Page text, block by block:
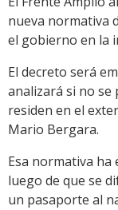
nueva normativa
el gobierno en la
El decreto será
analizará si no
residen en el
Mario Bergara.
Esa normativa ha
luego de que se
un pasaporte al